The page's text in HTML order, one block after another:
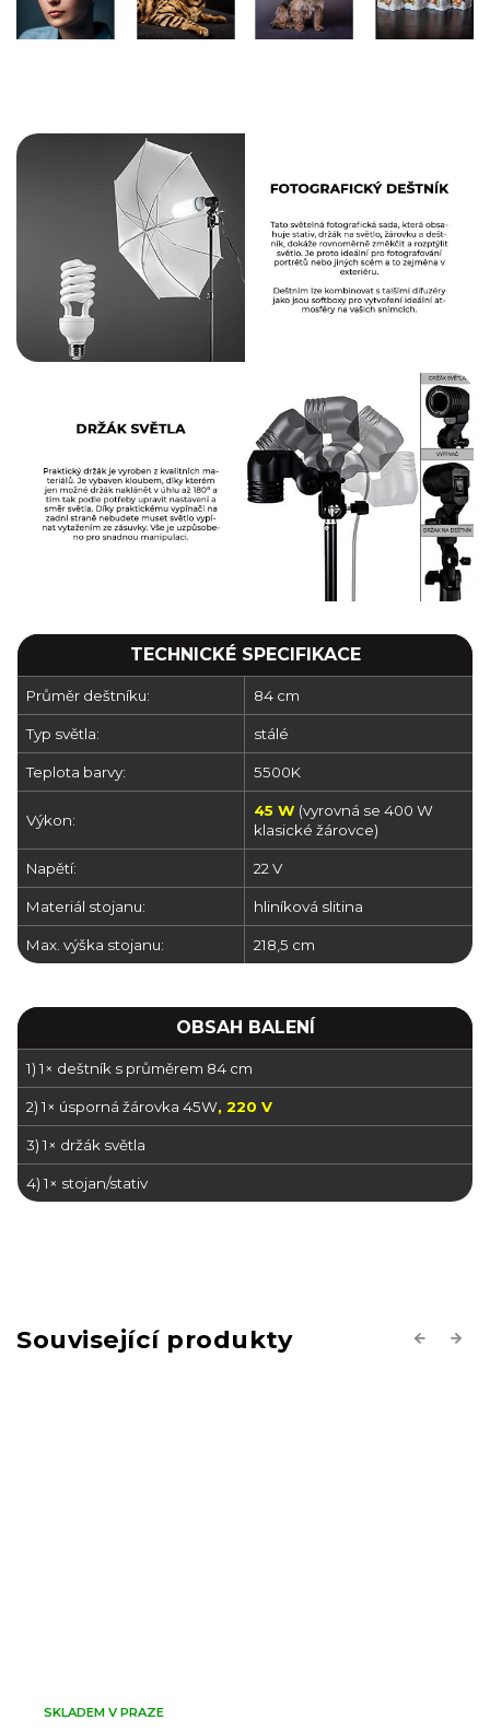
TECHNICKÉ SPECIFIKACE
Průměr deštníku: 84 cm
Typ světla: stálé
Teplota barvy: 5500K
Výkon:
45 W (vyrovná se 400 W
klasické žárovce)
Napětí: 22 V
Materiál stojanu: hliníková slitina
Max. výška stojanu: 218,5 cm
OBSAH BALENÍ
1) 1× deštník s průměrem 84 cm
2) 1× úsporná žárovka 45W, 220 V
3) 1× držák světla
4) 1× stojan/stativ
Související produkty Previous
SKLADEM V PRAZE
Next